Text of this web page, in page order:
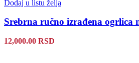
Dodaj u listu želja
Srebrna ručno izrađena ogrlica
12,000.00 RSD